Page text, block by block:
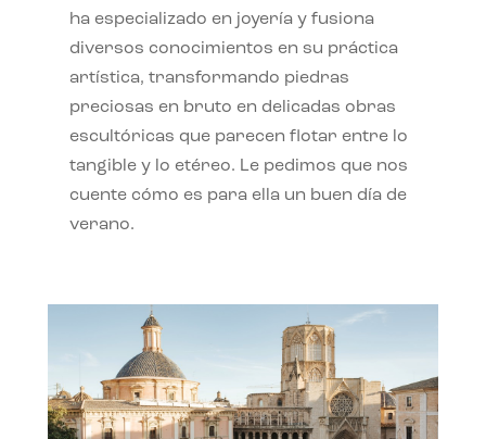
ha especializado en joyería y fusiona
diversos conocimientos en su práctica
artística, transformando piedras
preciosas en bruto en delicadas obras
escultóricas que parecen flotar entre lo
tangible y lo etéreo. Le pedimos que nos
cuente cómo es para ella un buen día de
verano.